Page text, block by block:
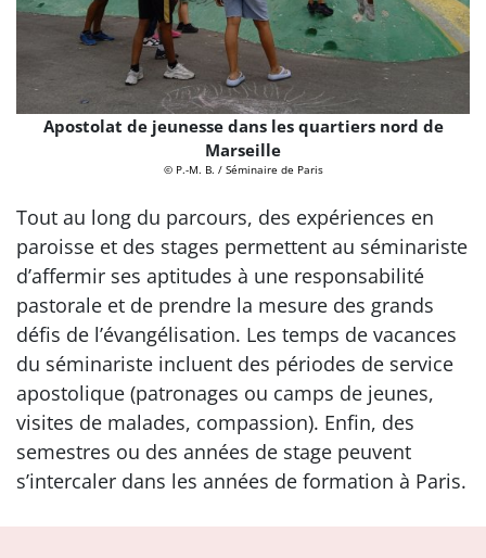
Apostolat de jeunesse dans les quartiers nord de
Marseille
© P.-M. B. / Séminaire de Paris
Tout au long du parcours, des expériences en
paroisse et des stages permettent au séminariste
d’affermir ses aptitudes à une responsabilité
pastorale et de prendre la mesure des grands
défis de l’évangélisation. Les temps de vacances
du séminariste incluent des périodes de service
apostolique (patronages ou camps de jeunes,
visites de malades, compassion). Enfin, des
semestres ou des années de stage peuvent
s’intercaler dans les années de formation à Paris.